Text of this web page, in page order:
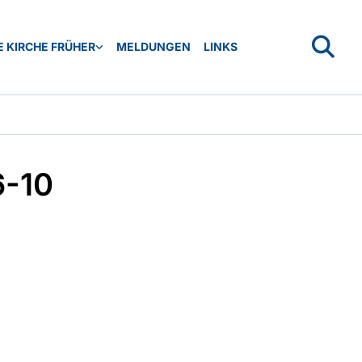
KIRCHE FRÜHER MELDUNGEN LINKS
10